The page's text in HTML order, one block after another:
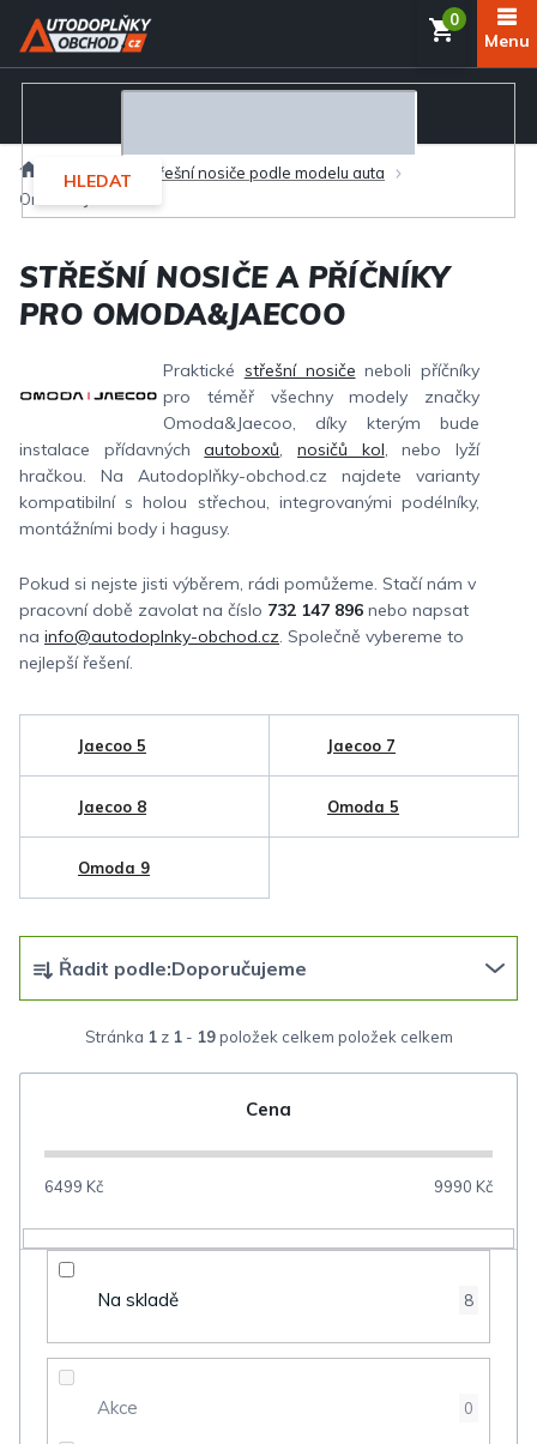
Přejít
obsah
HLEDAT
Nosiče
Střešní nosiče podle modelu auta
Omoda&Jaecoo
STŘEŠNÍ NOSIČE A PŘÍČNÍKY
PRO OMODA&JAECOO
Praktické střešní nosiče neboli příčníky
pro téměř všechny modely značky
Omoda&Jaecoo, díky kterým bude
instalace přídavnýchautoboxů,nosičů kol, nebo lyží
hračkou. Na Autodoplňky-obchod.cz najdete varianty
kompatibilní s holou střechou, integrovanými podélníky,
montážními body i hagusy.
Pokud si nejste jisti výběrem, rádi pomůžeme. Stačí nám v
pracovní době zavolat na číslo 732 147 896 nebo napsat
na info@autodoplnky-obchod.cz. Společně vybereme to
nejlepší řešení.
Jaecoo 5 Jaecoo 7
Jaecoo 8 Omoda 5
Omoda 9
Stránka 1z 1- 19položek celkem
e
o
Řadit podle:Doporučujeme
Cena
6499 Kč 9990 Kč
Na skladě 8
Akce 0